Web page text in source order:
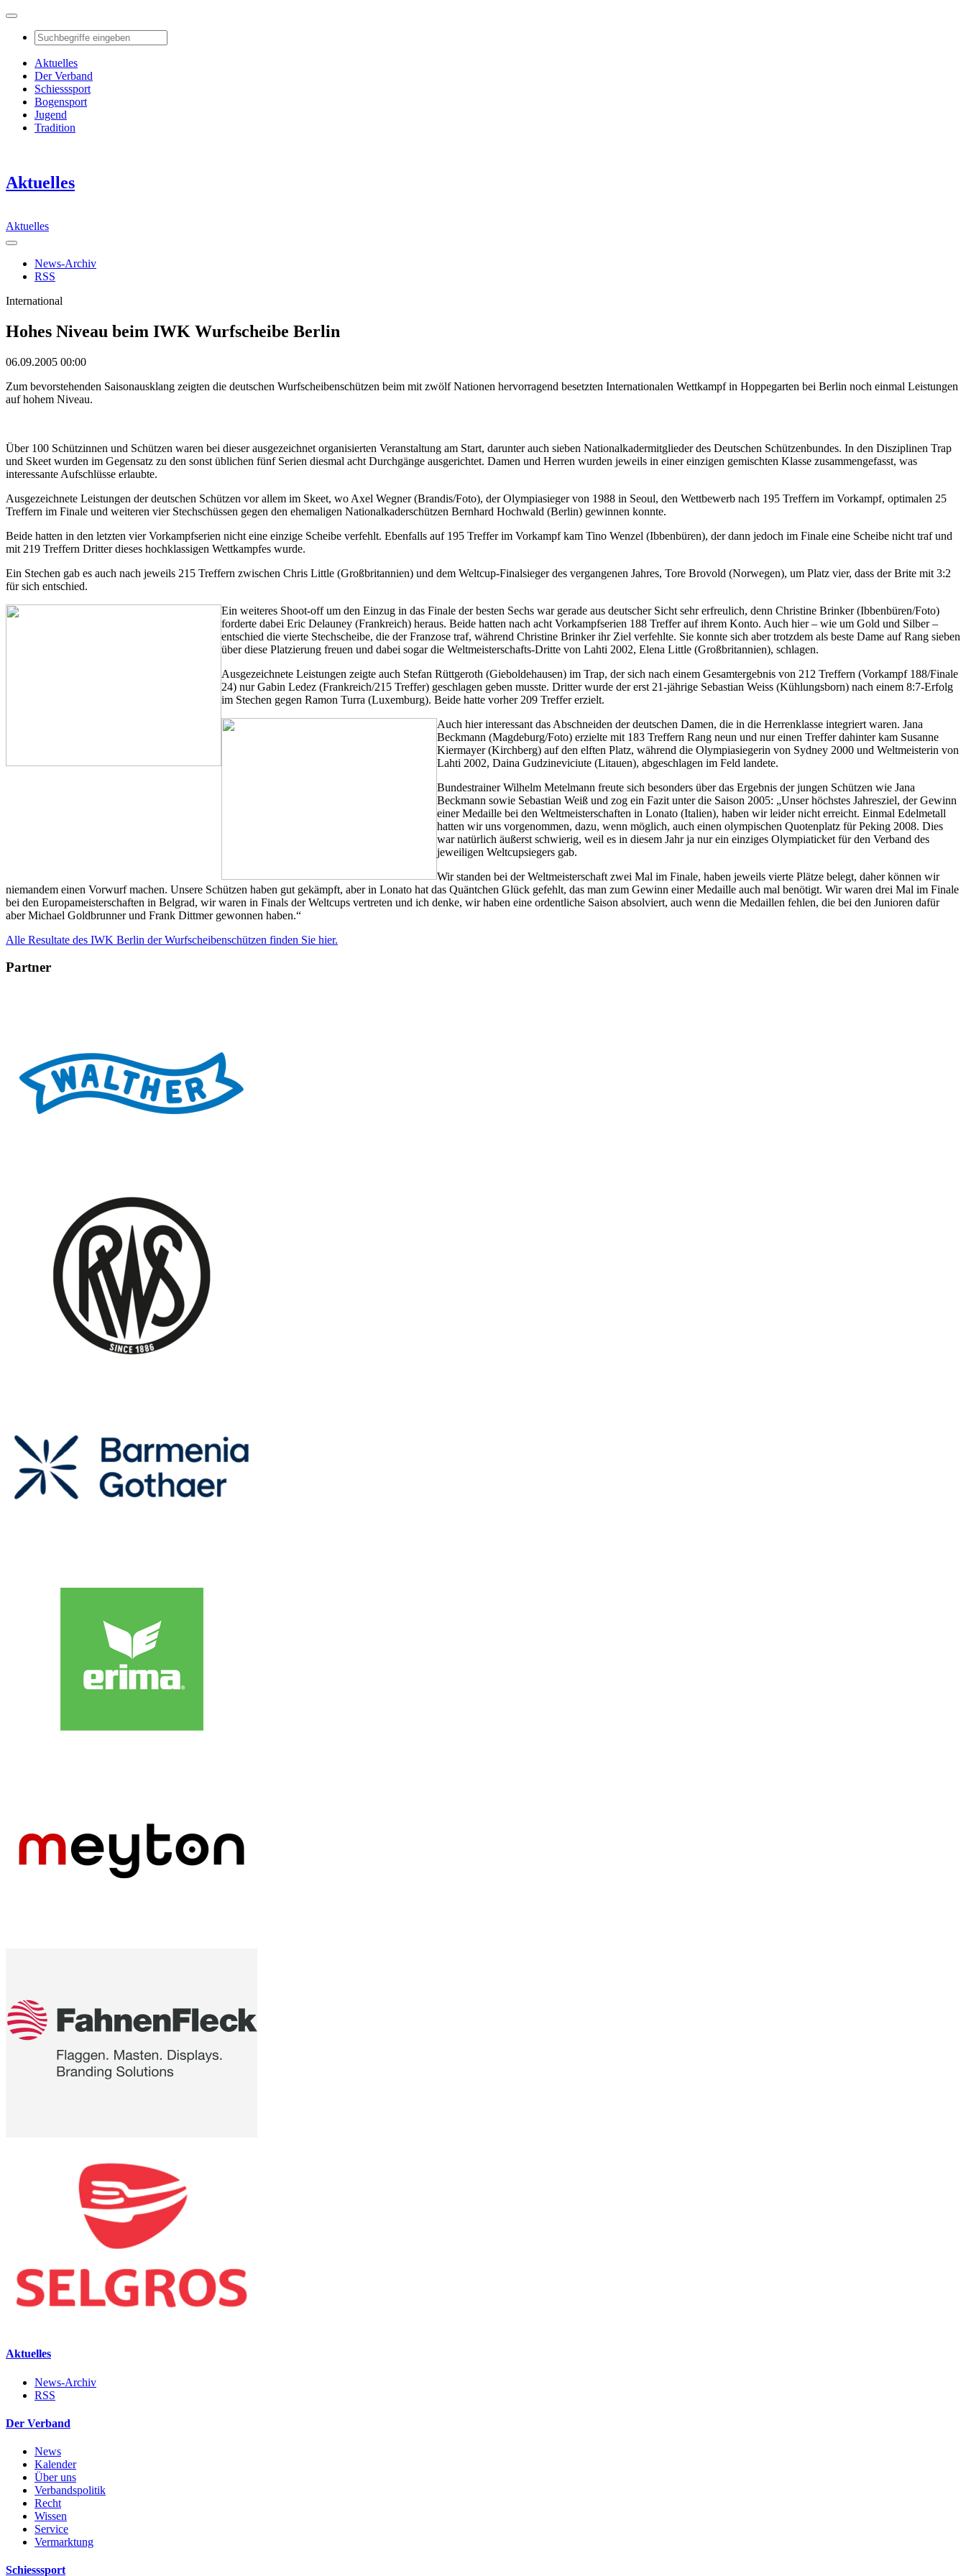
Aktuelles
Der Verband
Schiesssport
Bogensport
Jugend
Tradition
Aktuelles
Aktuelles
News-Archiv
RSS
International
Hohes Niveau beim IWK Wurfscheibe Berlin
06.09.2005 00:00
Zum bevorstehenden Saisonausklang zeigten die deutschen Wurfscheibenschützen beim mit zwölf Nationen hervorragend besetzten Internationalen Wettkampf in Hoppegarten bei Berlin noch einmal Leistungen
auf hohem Niveau.
Über 100 Schützinnen und Schützen waren bei dieser ausgezeichnet organisierten Veranstaltung am Start, darunter auch sieben Nationalkadermitglieder des Deutschen Schützenbundes. In den Disziplinen Trap
und Skeet wurden im Gegensatz zu den sonst üblichen fünf Serien diesmal acht Durchgänge ausgerichtet. Damen und Herren wurden jeweils in einer einzigen gemischten Klasse zusammengefasst, was
interessante Aufschlüsse erlaubte.
Ausgezeichnete Leistungen der deutschen Schützen vor allem im Skeet, wo Axel Wegner (Brandis/Foto), der Olympiasieger von 1988 in Seoul, den Wettbewerb nach 195 Treffern im Vorkampf, optimalen 25
Treffern im Finale und weiteren vier Stechschüssen gegen den ehemaligen Nationalkaderschützen Bernhard Hochwald (Berlin) gewinnen konnte.
Beide hatten in den letzten vier Vorkampfserien nicht eine einzige Scheibe verfehlt. Ebenfalls auf 195 Treffer im Vorkampf kam Tino Wenzel (Ibbenbüren), der dann jedoch im Finale eine Scheibe nicht traf und
mit 219 Treffern Dritter dieses hochklassigen Wettkampfes wurde.
Ein Stechen gab es auch nach jeweils 215 Treffern zwischen Chris Little (Großbritannien) und dem Weltcup-Finalsieger des vergangenen Jahres, Tore Brovold (Norwegen), um Platz vier, dass der Brite mit 3:2
für sich entschied.
Ein weiteres Shoot-off um den Einzug in das Finale der besten Sechs war gerade aus deutscher Sicht sehr erfreulich, denn Christine Brinker (Ibbenbüren/Foto)
forderte dabei Eric Delauney (Frankreich) heraus. Beide hatten nach acht Vorkampfserien 188 Treffer auf ihrem Konto. Auch hier – wie um Gold und Silber –
entschied die vierte Stechscheibe, die der Franzose traf, während Christine Brinker ihr Ziel verfehlte. Sie konnte sich aber trotzdem als beste Dame auf Rang sieben
über diese Platzierung freuen und dabei sogar die Weltmeisterschafts-Dritte von Lahti 2002, Elena Little (Großbritannien), schlagen.
Ausgezeichnete Leistungen zeigte auch Stefan Rüttgeroth (Gieboldehausen) im Trap, der sich nach einem Gesamtergebnis von 212 Treffern (Vorkampf 188/Finale
24) nur Gabin Ledez (Frankreich/215 Treffer) geschlagen geben musste. Dritter wurde der erst 21-jährige Sebastian Weiss (Kühlungsborn) nach einem 8:7-Erfolg
im Stechen gegen Ramon Turra (Luxemburg). Beide hatte vorher 209 Treffer erzielt.
Auch hier interessant das Abschneiden der deutschen Damen, die in die Herrenklasse integriert waren. Jana
Beckmann (Magdeburg/Foto) erzielte mit 183 Treffern Rang neun und nur einen Treffer dahinter kam Susanne
Kiermayer (Kirchberg) auf den elften Platz, während die Olympiasiegerin von Sydney 2000 und Weltmeisterin von
Lahti 2002, Daina Gudzineviciute (Litauen), abgeschlagen im Feld landete.
Bundestrainer Wilhelm Metelmann freute sich besonders über das Ergebnis der jungen Schützen wie Jana
Beckmann sowie Sebastian Weiß und zog ein Fazit unter die Saison 2005: „Unser höchstes Jahresziel, der Gewinn
einer Medaille bei den Weltmeisterschaften in Lonato (Italien), haben wir leider nicht erreicht. Einmal Edelmetall
hatten wir uns vorgenommen, dazu, wenn möglich, auch einen olympischen Quotenplatz für Peking 2008. Dies
war natürlich äußerst schwierig, weil es in diesem Jahr ja nur ein einziges Olympiaticket für den Verband des
jeweiligen Weltcupsiegers gab.
Wir standen bei der Weltmeisterschaft zwei Mal im Finale, haben jeweils vierte Plätze belegt, daher können wir
niemandem einen Vorwurf machen. Unsere Schützen haben gut gekämpft, aber in Lonato hat das Quäntchen Glück gefehlt, das man zum Gewinn einer Medaille auch mal benötigt. Wir waren drei Mal im Finale
bei den Europameisterschaften in Belgrad, wir waren in Finals der Weltcups vertreten und ich denke, wir haben eine ordentliche Saison absolviert, auch wenn die Medaillen fehlen, die bei den Junioren dafür
aber Michael Goldbrunner und Frank Dittmer gewonnen haben.“
Alle Resultate des IWK Berlin der Wurfscheibenschützen finden Sie hier.
Partner
Aktuelles
News-Archiv
RSS
Der Verband
News
Kalender
Über uns
Verbandspolitik
Recht
Wissen
Service
Vermarktung
Schiesssport